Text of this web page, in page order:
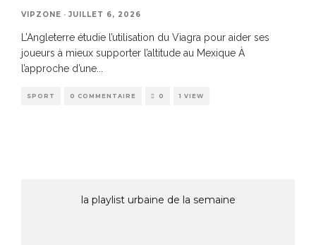
VIPZONE · JUILLET 6, 2026
L’Angleterre étudie l’utilisation du Viagra pour aider ses
joueurs à mieux supporter l’altitude au Mexique À
l’approche d’une
SPORT 0 COMMENTAIRE 0 1 VIEW
la playlist urbaine de la semaine